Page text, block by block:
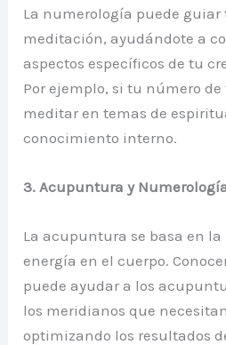
La numerología puede
meditación, ayudándote a
aspectos específicos de tu
Por ejemplo, si tu número de
meditar en temas de
conocimiento interno.
3. Acupuntura y
La acupuntura se basa en
energía en el cuerpo.
puede ayudar a los
los meridianos que
optimizando los resultados